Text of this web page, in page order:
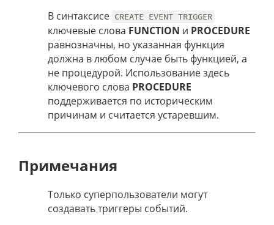
В синтаксисе CREATE EVENT TRIGGER
ключевые слова FUNCTION и PROCEDURE
равнозначны, но указанная функция
должна в любом случае быть функцией, а
не процедурой. Использование здесь
ключевого слова PROCEDURE
поддерживается по историческим
причинам и считается устаревшим.
Примечания
Только суперпользователи могут
создавать триггеры событий.